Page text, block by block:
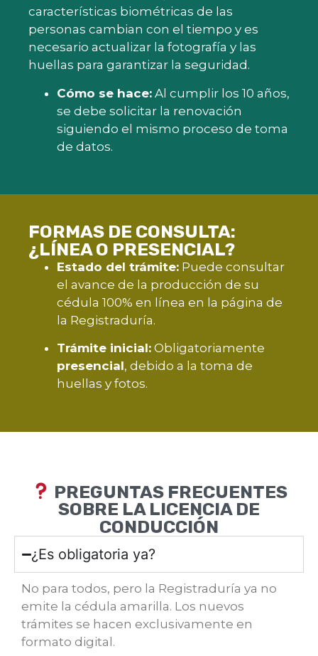
características biométricas de las
personas cambian con el tiempo y es
necesario actualizar la fotografía y las
huellas para garantizar la seguridad.
Cómo se hace: Al cumplir los 10 años,
se debe solicitar la renovación
siguiendo el mismo proceso de toma
de datos.
FORMAS DE CONSULTA:
¿LÍNEA O PRESENCIAL?
Estado del trámite: Puede consultar
el avance de la producción de su
cédula 100% en línea en la página de
la Registraduría.
Trámite inicial: Obligatoriamente
presencial, debido a la toma de
huellas y fotos.
PREGUNTAS FRECUENTES
SOBRE LA LICENCIA DE
CONDUCCIÓN
¿Es obligatoria ya?
No para todos, pero la Registraduría ya no
emite la cédula amarilla. Los nuevos
trámites se hacen exclusivamente en
formato digital.